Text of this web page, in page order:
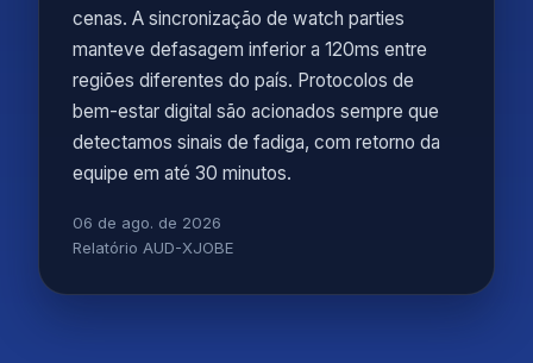
cenas. A sincronização de watch parties
manteve defasagem inferior a 120ms entre
regiões diferentes do país. Protocolos de
bem-estar digital são acionados sempre que
detectamos sinais de fadiga, com retorno da
equipe em até 30 minutos.
06 de ago. de 2026
Relatório AUD-XJOBE